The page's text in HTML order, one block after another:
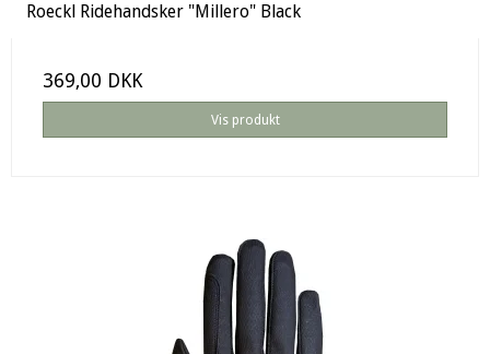
Roeckl Ridehandsker "Millero" Black
369,00 DKK
Vis produkt